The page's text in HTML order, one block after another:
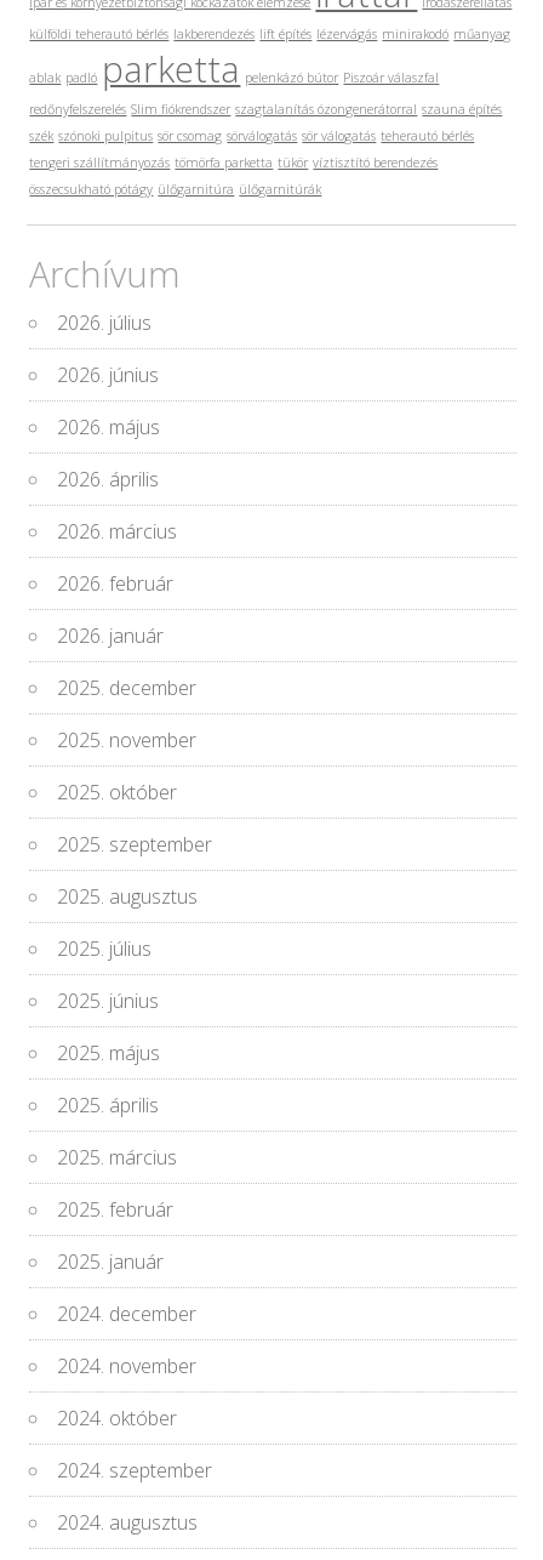
külföldi teherautó bérlés lakberendezés lift építés lézervágás minirakodó műanyag
ablak padló parketta pelenkázó bútor Piszoár válaszfal
redőnyfelszerelés Slim fiókrendszer szagtalanítás ózongenerátorral szauna építés
szék szónoki pulpitus sör csomag sörválogatás sör válogatás teherautó bérlés
tengeri szállítmányozás tömörfa parketta tükör víztisztító berendezés
összecsukható pótágy ülőgarnitúra ülőgarnitúrák
Archívum
2026. július
2026. június
2026. május
2026. április
2026. március
2026. február
2026. január
2025. december
2025. november
2025. október
2025. szeptember
2025. augusztus
2025. július
2025. június
2025. május
2025. április
2025. március
2025. február
2025. január
2024. december
2024. november
2024. október
2024. szeptember
2024. augusztus